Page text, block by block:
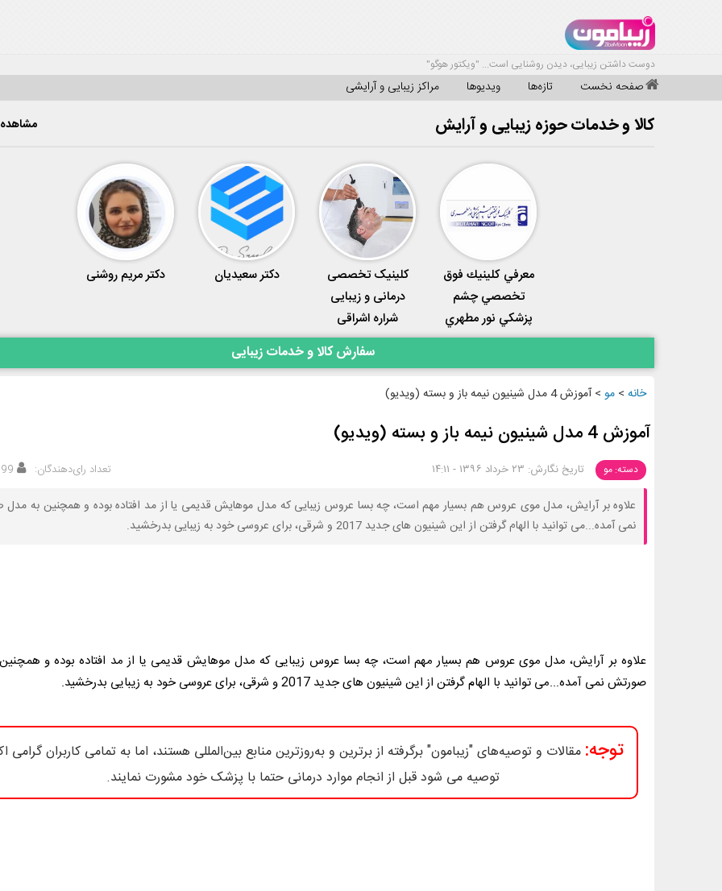
دوست داشتن زیبایی، دیدن روشنایی است... "ویکتور هوگو"
صفحه نخست تازه‌ها ویدیوها مراکز زیبایی و آرایشی
کالا و خدمات حوزه زیبایی و آرایش مشاهده
معرفي كلينيك فوق
تخصصي چشم
پزشكي نور مطهري
کلینیک‌ تخصصی
درمانی و زیبایی
شراره اشراقی
دکتر سعیدیان دکتر مریم روشنی
سفارش کالا و خدمات زیبایی
خانه > مو >آموزش 4 مدل شینیون نیمه باز و بسته (ویدیو)
آموزش 4 مدل شینیون نیمه باز و بسته (ویدیو)
دسته: مو تاریخ نگارش: ۲۳ خرداد ۱۳۹۶ - ۱۴:۱۱ تعداد رای‌دهندگان:
علاوه بر آرایش، مدل موی عروس هم بسیار مهم است، چه بسا عروس زیبایی که مدل موهایش قدیمی یا از مد افتاده بوده و همچنین به
نمی آمده...می توانید با الهام گرفتن از این شینیون های جدید 2017 و شرقی، برای عروسی خود به زیبایی بدرخشید.
علاوه بر آرایش، مدل موی عروس هم بسیار مهم است، چه بسا عروس زیبایی که مدل موهایش قدیمی یا از مد افتاده بوده و
صورتش نمی آمده...می توانید با الهام گرفتن از این شینیون های جدید 2017 و شرقی، برای عروسی خود به زیبایی بدرخشید.
توجه: مقالات و توصیه‌های "زیبامون" برگرفته از برترین و به‌روزترین منابع بین‌المللی هستند، اما به تمامی کاربران گرامی
توصیه می شود قبل از انجام موارد درمانی حتما با پزشک خود مشورت نمایند.